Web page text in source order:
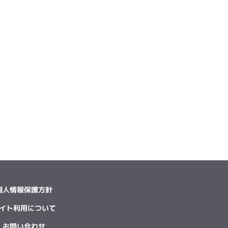
人情報保護方針
ト利用について
お問い合わせ